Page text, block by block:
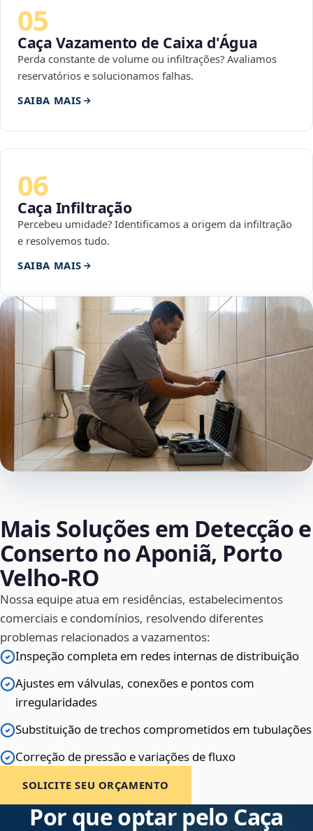
05
Caça Vazamento de Caixa d'Água
Perda constante de volume ou infiltrações? Avaliamos
reservatórios e solucionamos falhas.
SAIBA MAIS
06
Caça Infiltração
Percebeu umidade? Identificamos a origem da infiltração
e resolvemos tudo.
SAIBA MAIS
Mais Soluções em Detecção e
Conserto no Aponiã, Porto
Velho‑RO
Nossa equipe atua em residências, estabelecimentos
comerciais e condomínios, resolvendo diferentes
problemas relacionados a vazamentos:
Inspeção completa em redes internas de distribuição
Ajustes em válvulas, conexões e pontos com
irregularidades
Substituição de trechos comprometidos em tubulações
Correção de pressão e variações de fluxo
SOLICITE SEU ORÇAMENTO
Por que optar pelo Caça